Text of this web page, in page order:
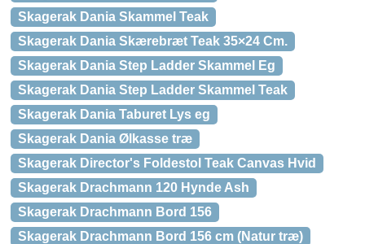
Skagerak Dania Skammel Teak
Skagerak Dania Skærebræt Teak 35×24 Cm.
Skagerak Dania Step Ladder Skammel Eg
Skagerak Dania Step Ladder Skammel Teak
Skagerak Dania Taburet Lys eg
Skagerak Dania Ølkasse træ
Skagerak Director's Foldestol Teak Canvas Hvid
Skagerak Drachmann 120 Hynde Ash
Skagerak Drachmann Bord 156
Skagerak Drachmann Bord 156 cm (Natur træ)